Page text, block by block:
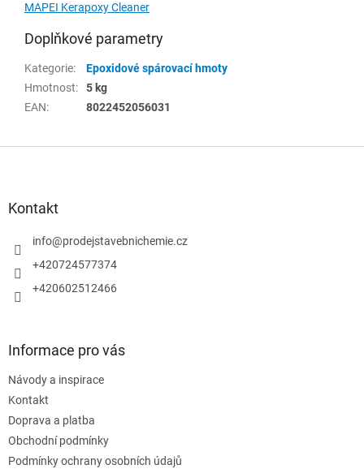
MAPEI Kerapoxy Cleaner
Doplňkové parametry
Kategorie:
Epoxidové spárovací hmoty
Hmotnost:
5 kg
EAN: 8022452056031
Kontakt
info@prodejstavebnichemie.cz
+420724577374
+420602512466
Informace pro vás
Návody a inspirace
Kontakt
Doprava a platba
Obchodní podmínky
Podmínky ochrany osobních údajů